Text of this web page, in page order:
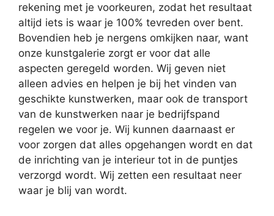
rekening met je voorkeuren, zodat het resultaat
altijd iets is waar je 100% tevreden over bent.
Bovendien heb je nergens omkijken naar, want
onze kunstgalerie zorgt er voor dat alle
aspecten geregeld worden. Wij geven niet
alleen advies en helpen je bij het vinden van
geschikte kunstwerken, maar ook de transport
van de kunstwerken naar je bedrijfspand
regelen we voor je. Wij kunnen daarnaast er
voor zorgen dat alles opgehangen wordt en dat
de inrichting van je interieur tot in de puntjes
verzorgd wordt. Wij zetten een resultaat neer
waar je blij van wordt.